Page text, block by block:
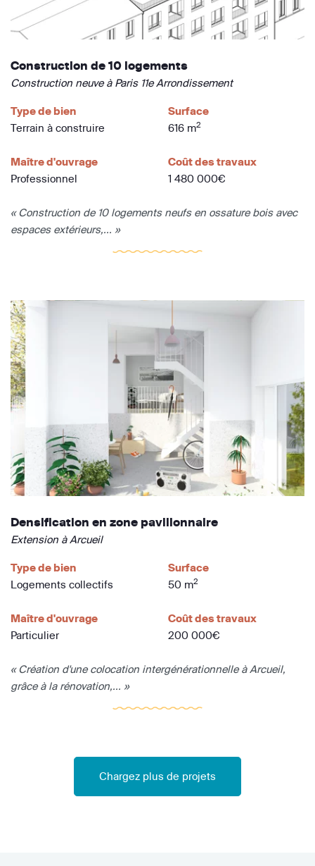
Construction de 10 logements
Construction neuve à Paris 11e Arrondissement
Type de bien
Terrain à construire
Surface
616 m2
Maître d'ouvrage
Professionnel
Coût des travaux
1 480 000€
« Construction de 10 logements neufs en ossature bois avec
espaces extérieurs,... »
Densification en zone pavillonnaire
Extension à Arcueil
Type de bien
Logements collectifs
Surface
50 m2
Maître d'ouvrage
Particulier
Coût des travaux
200 000€
« Création d'une colocation intergénérationnelle à Arcueil,
grâce à la rénovation,... »
Chargez plus de projets